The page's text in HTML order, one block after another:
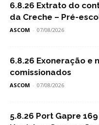
6.8.26 Extrato do
da Creche – Pré-
ASCOM - 07/08/2026
6.8.26 Exoneração e
comissionados
ASCOM - 07/08/2026
5.8.26 Port Gapre